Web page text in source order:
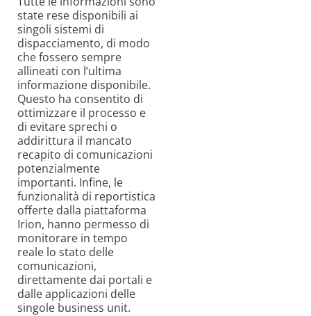
state rese disponibili ai
singoli sistemi di
dispacciamento, di modo
che fossero sempre
allineati con l’ultima
informazione disponibile.
Questo ha consentito di
ottimizzare il processo e
di evitare sprechi o
addirittura il mancato
recapito di comunicazioni
potenzialmente
importanti. Infine, le
funzionalità di reportistica
offerte dalla piattaforma
Irion, hanno permesso di
monitorare in tempo
reale lo stato delle
comunicazioni,
direttamente dai portali e
dalle applicazioni delle
singole business unit.